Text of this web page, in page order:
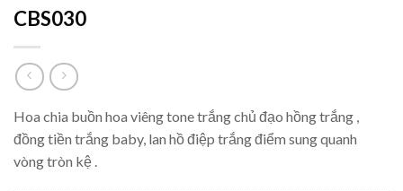
CBS030
Hoa chia buồn hoa viêng tone trắng chủ đạo hồng trắng ,
đồng tiền trắng baby, lan hồ điệp trắng điểm sung quanh
vòng tròn kệ .